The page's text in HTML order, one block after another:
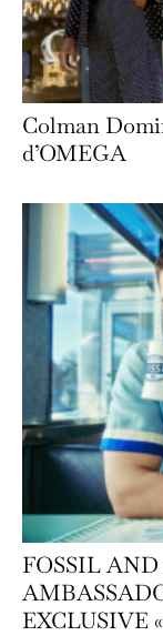
Colman
d’OMEGA
FOSSIL AND
EXCLUSIVE